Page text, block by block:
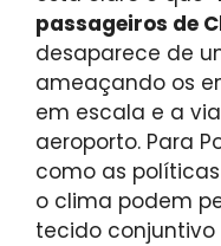
passageiros de
desaparece de
ameaçando os
em escala e a
aeroporto. Para
como as
o clima podem
tecido conjuntivo